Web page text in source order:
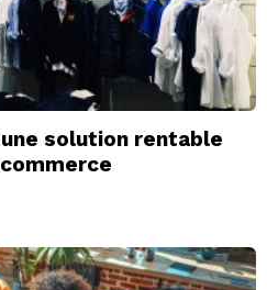
solution rentable